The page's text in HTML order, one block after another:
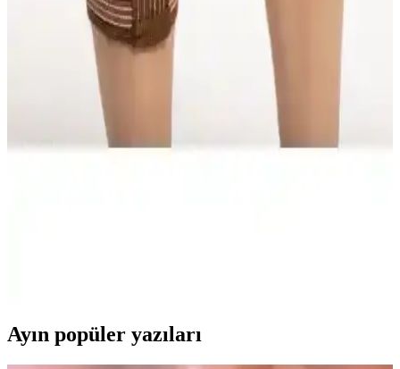
Case KB-314 Patella Destekli Örme Dizlik İnceleme
ve Tasarım Analizi ve Kullanım İncelemesi
Case KB-314 Patella Destekli Örme Dizlik, patella çevresine odaklı
destekli tasarımıyla diz stabilitesini artırırken, dikişsiz yüzey ve arka
kısımda gevşek dokuma ile uzun süreli konfor ve hafif basınç
dağılımı sağlar. Beden seçimi diz çevresi ölçüsüne göre yapılır ve
kullanıcıya güvenli uyum sunar.
Ayın popüler yazıları